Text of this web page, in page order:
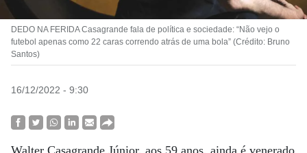
DEDO NA FERIDA Casagrande fala de política e sociedade: “Não vejo o
futebol apenas como 22 caras correndo atrás de uma bola” (Crédito: Bruno
Santos)
16/12/2022 - 9:30
Walter Casagrande Júnior, aos 59 anos, ainda é venerado